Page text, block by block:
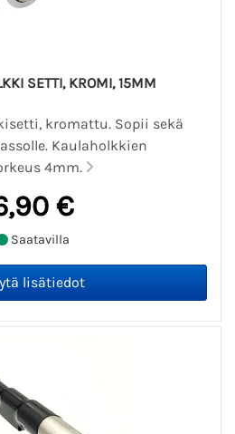
SETTI, KROMI, 15MM
kromattu. Sopii sekä
Kaulaholkkien
4mm.
€
Saatavilla